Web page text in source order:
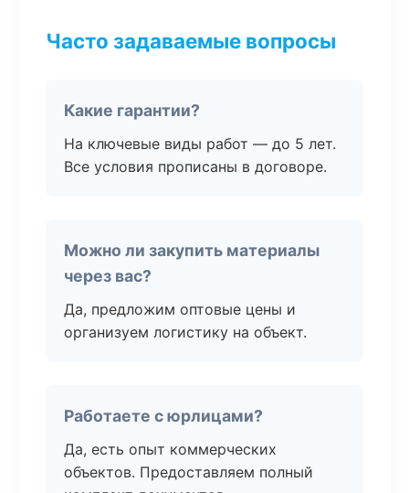
Часто задаваемые вопросы
Какие гарантии?
На ключевые виды работ — до 5 лет.
Все условия прописаны в договоре.
Можно ли закупить материалы
через вас?
Да, предложим оптовые цены и
организуем логистику на объект.
Работаете с юрлицами?
Да, есть опыт коммерческих
объектов. Предоставляем полный